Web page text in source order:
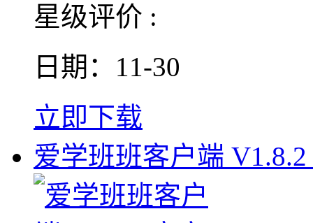
星级评价 :
日期：11-30
立即下载
爱学班班客户端